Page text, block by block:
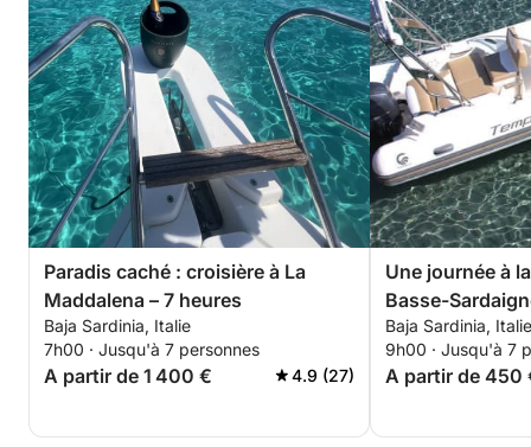
Paradis caché : croisière à La
Maddalena – 7 heures
Baja Sardinia, Italie
7h00 · Jusqu'à 7 personnes
A partir de 1 400 € 4.9 (27)
Une journée à
Basse-
Dolce Vita en
Baja Sardinia, Italie
9h00 · Jusqu'à 7
A partir de 450